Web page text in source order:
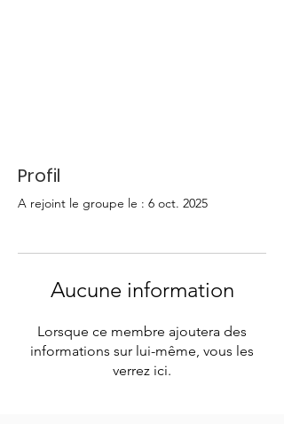
Profil
A rejoint le groupe le : 6 oct. 2025
Aucune information
Lorsque ce membre ajoutera des
informations sur lui-même, vous les
verrez ici.